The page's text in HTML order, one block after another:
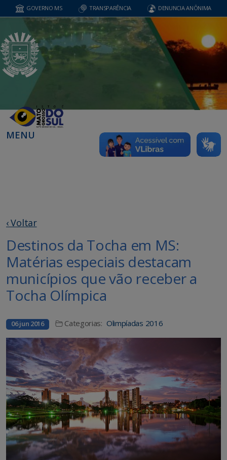
GOVERNO MS TRANSPARÊNCIA DENUNCIA ANÔNIMA
MENU
‹ Voltar
Destinos da Tocha em MS:
Matérias especiais destacam
municípios que vão receber a
Tocha Olímpica
06 jun 2016 Categorias: Olimpíadas 2016